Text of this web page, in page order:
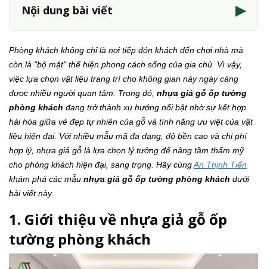
Nội dung bài viết ▶
Phòng khách không chỉ là nơi tiếp đón khách đến chơi nhà mà
còn là "bộ mặt" thể hiện phong cách sống của gia chủ. Vì vậy,
việc lựa chọn vật liệu trang trí cho không gian này ngày càng
được nhiều người quan tâm. Trong đó, nhựa giả gỗ ốp tường
phòng khách đang trở thành xu hướng nổi bật nhờ sự kết hợp
hài hòa giữa vẻ đẹp tự nhiên của gỗ và tính năng ưu việt của vật
liệu hiện đại. Với nhiều mẫu mã đa dạng, độ bền cao và chi phí
hợp lý, nhựa giả gỗ là lựa chọn lý tưởng để nâng tầm thẩm mỹ
cho phòng khách hiện đại, sang trọng. Hãy cùngAn Thịnh Tiến
khám phá các mẫu nhựa giả gỗ ốp tường phòng khách dưới
bài viết này.
1. Giới thiệu về nhựa giả gỗ ốp
tường phòng khách